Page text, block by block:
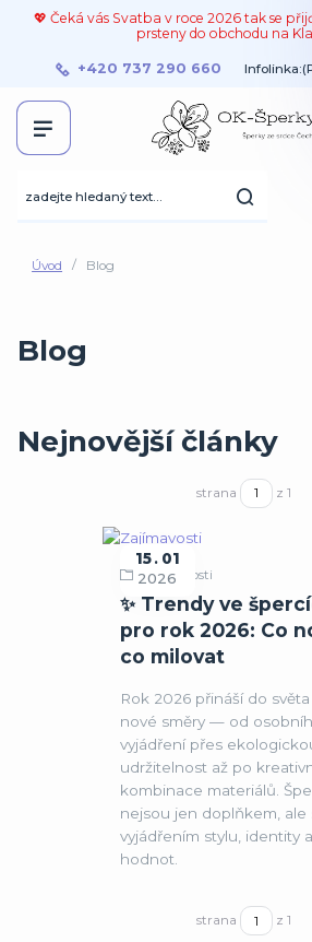
💖 Čeká vás Svatba v roce 2026 tak se
prsteny do obchodu na
+420 737 290 660
Úvod Blog
Blog
Nejnovější články
strana z 1
✨ Trendy ve
pro rok 2026: Co
co milovat
15
01
2026
Zajímavosti
Rok 2026 přináší do
nové směry — od
vyjádření přes
udržitelnost až po
kombinace materiálů.
nejsou jen doplňkem, ale
vyjádřením stylu, identity a
hodnot.
strana z 1